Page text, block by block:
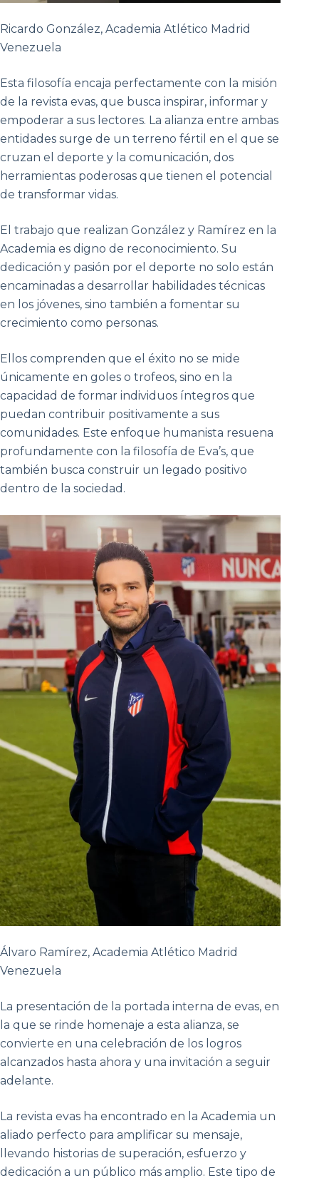
Ricardo González, Academia Atlético Madrid
Venezuela
Esta filosofía encaja perfectamente con la misión
de la revista evas, que busca inspirar, informar y
empoderar a sus lectores. La alianza entre ambas
entidades surge de un terreno fértil en el que se
cruzan el deporte y la comunicación, dos
herramientas poderosas que tienen el potencial
de transformar vidas.
El trabajo que realizan González y Ramírez en la
Academia es digno de reconocimiento. Su
dedicación y pasión por el deporte no solo están
encaminadas a desarrollar habilidades técnicas
en los jóvenes, sino también a fomentar su
crecimiento como personas.
Ellos comprenden que el éxito no se mide
únicamente en goles o trofeos, sino en la
capacidad de formar individuos íntegros que
puedan contribuir positivamente a sus
comunidades. Este enfoque humanista resuena
profundamente con la filosofía de Eva’s, que
también busca construir un legado positivo
dentro de la sociedad.
Álvaro Ramírez, Academia Atlético Madrid
Venezuela
La presentación de la portada interna de evas, en
la que se rinde homenaje a esta alianza, se
convierte en una celebración de los logros
alcanzados hasta ahora y una invitación a seguir
adelante.
La revista evas ha encontrado en la Academia un
aliado perfecto para amplificar su mensaje,
llevando historias de superación, esfuerzo y
dedicación a un público más amplio. Este tipo de